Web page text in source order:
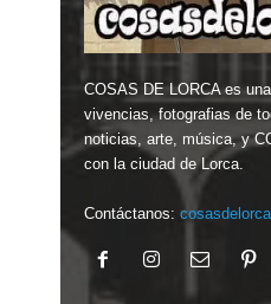
COSAS DE LORCA es
vivencias, fotografias de
noticias, arte, música, y
con la ciudad de Lorca.
Contáctanos: